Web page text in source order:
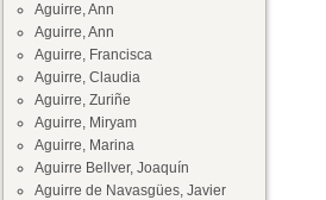
Aguirre, Ann
Aguirre, Ann
Aguirre, Francisca
Aguirre, Claudia
Aguirre, Zuriñe
Aguirre, Miryam
Aguirre, Marina
Aguirre Bellver, Joaquín
Aguirre de Navasgües, Javier